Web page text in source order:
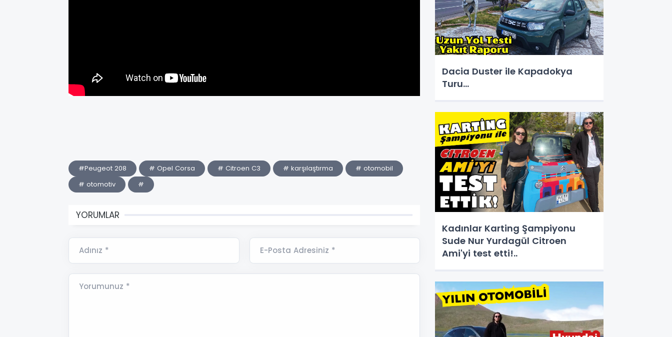
#Peugeot 208 # Opel Corsa # Citroen C3 # karşılaştırma
# otomobil
# otomotiv
#
YORUMLAR
Adınız * E-Posta Adresiniz *
Yorumunuz *
Dacia Duster ile Kapadokya
Turu...
Kadınlar Karting Şampiyonu
Sude Nur Yurdagül Citroen
Ami'yi test etti!..